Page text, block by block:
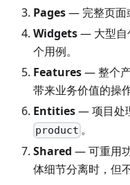
Pages— 完整页面
Widgets— 大型自
个用例。
Features— 整个
带来业务价值的操作
Entities— 项目处
product 。
Shared — 可重用
体细节分离时，但